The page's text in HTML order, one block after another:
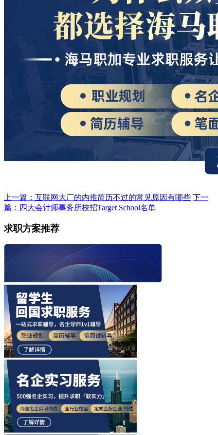
上一篇：互联网大厂的内推简历不过的常见原因有哪些 下一
篇：四大会计师事务所校招Target School名单
求职方案推荐